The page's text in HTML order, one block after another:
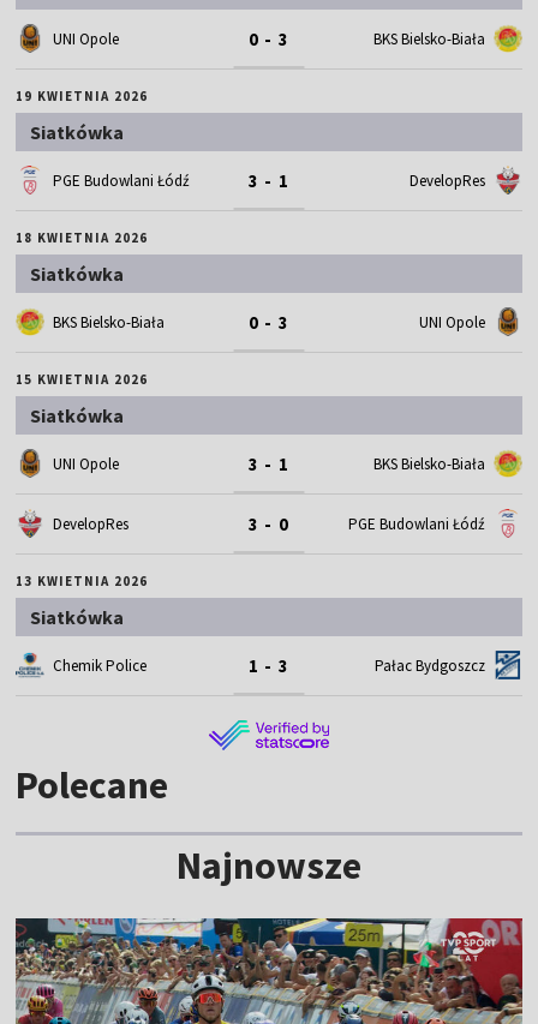
UNI Opole 0 - 3 BKS Bielsko-Biała
19 KWIETNIA 2026
Siatkówka
PGE Budowlani Łódź 3 - 1 DevelopRes
18 KWIETNIA 2026
Siatkówka
BKS Bielsko-Biała 0 - 3 UNI Opole
15 KWIETNIA 2026
Siatkówka
UNI Opole 3 - 1 BKS Bielsko-Biała
DevelopRes 3 - 0 PGE Budowlani Łódź
13 KWIETNIA 2026
Siatkówka
Chemik Police 1 - 3 Pałac Bydgoszcz
Polecane
Najnowsze